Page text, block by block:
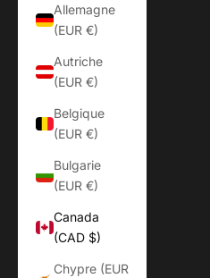
Allemagne
(EUR €)
Autriche
(EUR €)
Belgique
(EUR €)
Bulgarie
(EUR €)
Canada
(CAD $)
Chypre (EUR